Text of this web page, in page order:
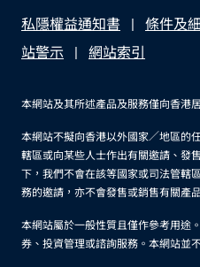
私隱權益通知書 條件及
站警示
網站索引
本網站及其所述產品及服務僅向香港
本網站不擬向香港以外國家／地區的
轄區或向某些人士作出有關邀請、發
下，我們不會在該等國家或司法管轄
務的邀請，亦不會發售或銷售有關產
本網站屬於一般性質且僅作參考用途
券、投資管理或諮詢服務。本網站並